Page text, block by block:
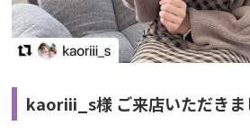
kaoriii_s様 ご来店いただきま